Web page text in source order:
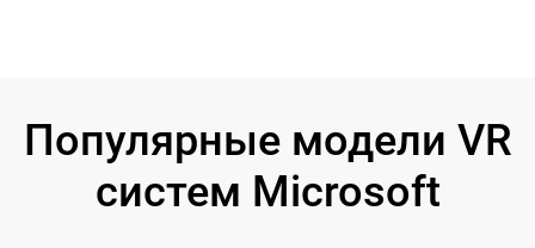
Популярные модели VR
систем Microsoft